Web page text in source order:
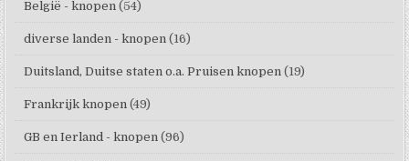
België - knopen (54)
diverse landen - knopen (16)
Duitsland, Duitse staten o.a. Pruisen knopen (19)
Frankrijk knopen (49)
GB en Ierland - knopen (96)